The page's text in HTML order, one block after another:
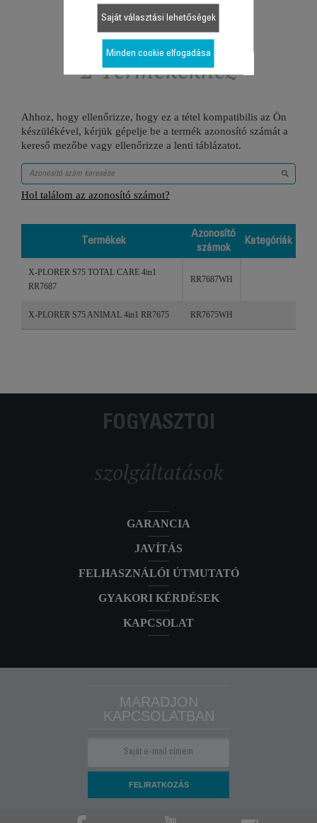
2 Termékekhez
Ahhoz, hogy ellenőrizze, hogy ez a tétel kompatibilis az Ön
készülékével, kérjük gépelje be a termék azonosító számát a
kereső mezőbe vagy ellenőrizze a lenti táblázatot.
Hol találom az azonosító számot?
Termékek
Azonosító
számok
Kategóriák
számok
X-PLORER S75 TOTAL CARE 4in1
RR7687
RR7687WH
X-PLORER S75 ANIMAL 4in1 RR7675 RR7675WH
FOGYASZTÓI
szolgáltatások
GARANCIA
JAVÍTÁS
FELHASZNÁLÓI ÚTMUTATÓ
GYAKORI KÉRDÉSEK
KAPCSOLAT
MARADJON
KAPCSOLATBAN
Saját választási lehetőségek
Minden cookie elfogadása